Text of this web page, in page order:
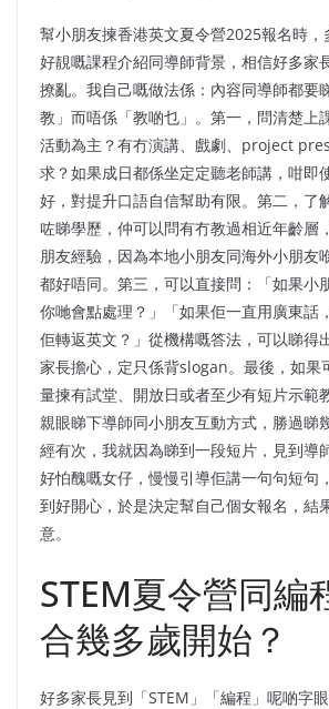
幫小朋友揀香港英文夏令營2025報名時，
好靚嘅課程介紹同導師背景，相信好多家
撩亂。我自己嘅做法係：內容同導師都要
教」而唔係「教啲乜」。第一，問清楚上
活動為主？有冇演講、戲劇、project
求？如果成日都係坐定定聽老師講，咁即
好，對提升口語自信幫助有限。第二，了
咗睇學歷，仲可以問有冇教過相近年齡層
朋友經驗，因為本地小朋友同海外小朋友
都好唔同。第三，可以直接問：「如果小
你哋會點處理？」「如果佢一直用廣東話
佢轉返英文？」從機構嘅答法，可以睇得
家長擔心，定只係背slogan。最後，如果
量揀有試堂、開放日或者至少有短片示範
親眼睇下導師同小朋友互動方式，勝過睇
經有次，我就因為睇到一段短片，見到導
好怕醜嘅女仔，慢慢引導佢講一句句短句
到好開心，於是決定幫自己個女報名，結
意。
STEM夏令營同編
合幾多歲開始？
好多家長見到「STEM」「編程」呢啲字